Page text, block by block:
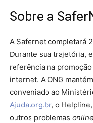
Sobre a
A Safernet completará
Durante sua trajetória,
referência na
internet. A ONG
conveniado ao
Ajuda.org.br, o
outros problemas online